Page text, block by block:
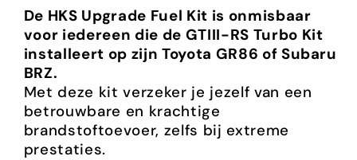
De HKS Upgrade Fuel Kit is onmisbaar
voor iedereen die de GTIII-RS Turbo Kit
installeert op zijn Toyota GR86 of Subaru
BRZ.
Met deze kit verzeker je jezelf van een
betrouwbare en krachtige
brandstoftoevoer, zelfs bij extreme
prestaties.